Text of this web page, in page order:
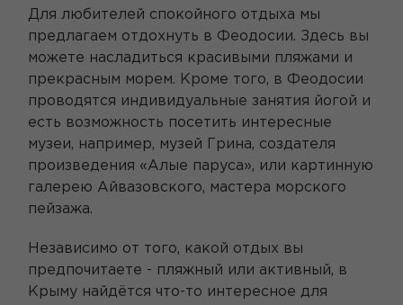
Для любителей спокойного отдыха мы
предлагаем отдохнуть в Феодосии. Здесь вы
можете насладиться красивыми пляжами и
прекрасным морем. Кроме того, в Феодосии
проводятся индивидуальные занятия йогой и
есть возможность посетить интересные
музеи, например, музей Грина, создателя
произведения «Алые паруса», или картинную
галерею Айвазовского, мастера морского
пейзажа.
Независимо от того, какой отдых вы
предпочитаете - пляжный или активный, в
Крыму найдётся что-то интересное для